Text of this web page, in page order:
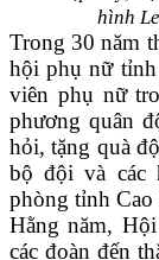
hình
Trong 30 năm
hội phụ nữ
viên phụ nữ
phương quân
hỏi, tặng quà
bộ đội và các
phòng tỉnh Cao
Hằng năm,
các đoàn đến